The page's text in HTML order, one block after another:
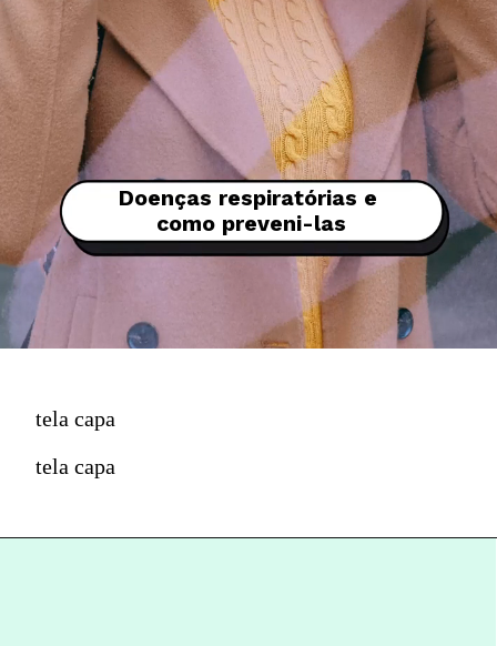
Doenças respiratórias e
como preveni-las
tela capa
tela capa